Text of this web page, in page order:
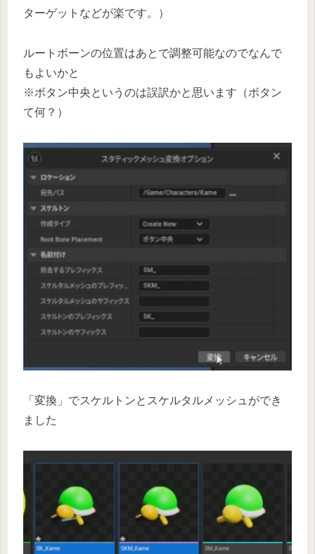
ターゲットなどが楽です。）
ルートボーンの位置はあとで調整可能なのでなんで
もよいかと
※ボタン中央というのは誤訳かと思います（ボタン
て何？）
「変換」でスケルトンとスケルタルメッシュができ
ました